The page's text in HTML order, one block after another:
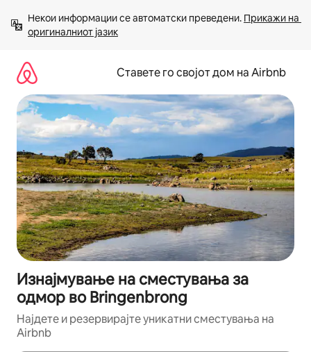
содржина
Некои информации се автоматски преведени. Прикажи на
оригиналниот јазик
Ставете го својот дом на Airbnb
Изнајмување на сместувања за
одмор во Bringenbrong
Најдете и резервирајте уникатни сместувања на
Airbnb